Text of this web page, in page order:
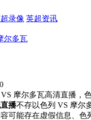
录像 英超资讯
尔多瓦
摩尔多瓦高清直播，
播不存以色列 VS 摩尔
可能存在虚假信息、